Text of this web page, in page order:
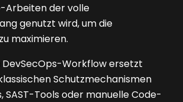
Arbeiten der volle
genutzt wird, um die
maximieren.
Workflow ersetzt
Schutzmechanismen
SAST-Tools oder manuelle Code-